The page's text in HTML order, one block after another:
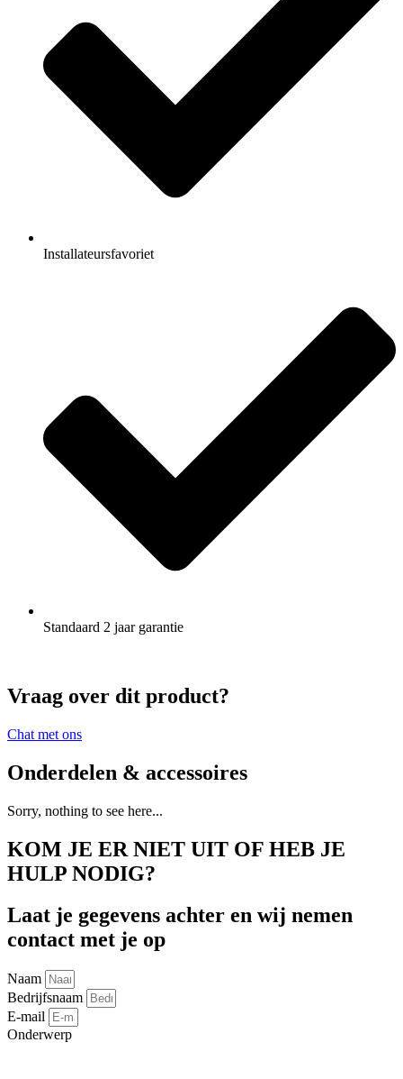
Installateursfavoriet
Standaard 2 jaar garantie
Vraag over dit product?
Chat met ons
Onderdelen & accessoires
Sorry, nothing to see here...
KOM JE ER NIET UIT OF HEB JE
HULP NODIG?
Laat je gegevens achter en wij nemen
contact met je op
Naam
Bedrijfsnaam
E-mail
Onderwerp